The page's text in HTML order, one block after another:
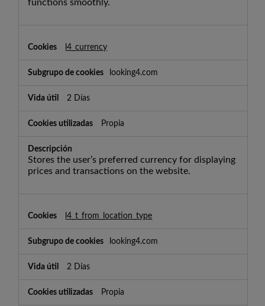
functions smoothly.
l4_currency
looking4.com
2 Días
Propia
Stores the user’s preferred currency for displaying
prices and transactions on the website.
l4_t_from_location_type
looking4.com
2 Días
Propia